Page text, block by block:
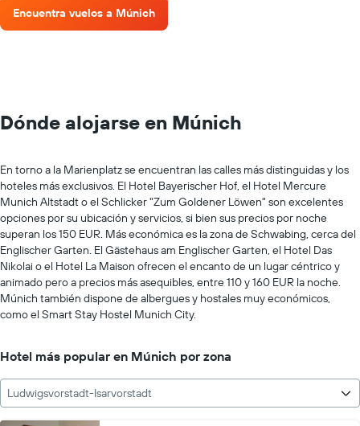
Encuentra vuelos a Múnich
Dónde alojarse en Múnich
En torno a la Marienplatz se encuentran las calles más distinguidas y los
hoteles más exclusivos. El Hotel Bayerischer Hof, el Hotel Mercure
Munich Altstadt o el Schlicker "Zum Goldener Löwen" son excelentes
opciones por su ubicación y servicios, si bien sus precios por noche
superan los 150 EUR. Más económica es la zona de Schwabing, cerca del
Englischer Garten. El Gästehaus am Englischer Garten, el Hotel Das
Nikolai o el Hotel La Maison ofrecen el encanto de un lugar céntrico y
animado pero a precios más asequibles, entre 110 y 160 EUR la noche.
Múnich también dispone de albergues y hostales muy económicos,
como el Smart Stay Hostel Munich City.
Hotel más popular en Múnich por zona
Ludwigsvorstadt-Isarvorstadt